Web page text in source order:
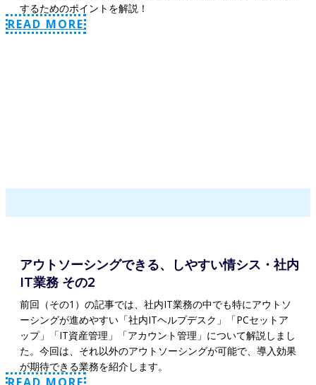
するためのポイントを解説！
READ MORE
アウトソーシングできる、しやすい情シス・社内
IT業務 その2
前回（その1）の記事では、社内IT業務の中でも特にアウトソ
ーシングが進めやすい「社内ITヘルプデスク」「PCセットア
ップ」「IT資産管理」「アカウント管理」について解説しまし
た。今回は、それ以外のアウトソーシングが可能で、導入効果
が期待できる業務を紹介します。